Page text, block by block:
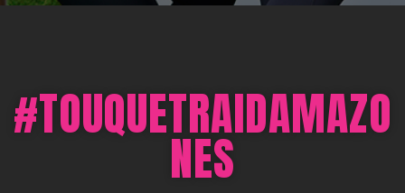
#TOUQUETRAIDAMAZO
NES